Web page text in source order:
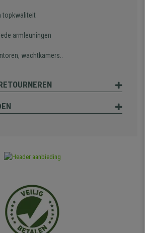
topkwaliteit
armleuningen
wachtkamers..